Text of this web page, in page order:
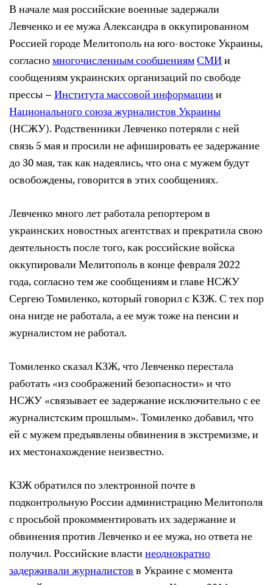
В начале мая российские военные задержали
Левченко и ее мужа Александра в оккупированном
Россией городе Мелитополь на юго-востоке Украины,
согласномногочисленнымсообщениямСМИи
сообщениям украинских организаций по свободе
прессы –Института массовой информациии
Национального союза журналистов Украины
(НСЖУ). Родственники Левченко потеряли с ней
связь 5 мая и просили не афишировать ее задержание
до 30 мая, так как надеялись, что она с мужем будут
освобождены, говорится в этих сообщениях.
Левченко много лет работала репортером в
украинских новостных агентствах и прекратила свою
деятельность после того, как российские войска
оккупировали Мелитополь в конце февраля 2022
года, согласно тем же сообщениям и главе НСЖУ
Сергею Томиленко, который говорил с КЗЖ. С тех пор
она нигде не работала, а ее муж тоже на пенсии и
журналистом не работал.
Томиленко сказал КЗЖ, что Левченко перестала
работать «из соображений безопасности» и что
НСЖУ «связывает ее задержание исключительно с ее
журналистским прошлым». Томиленко добавил, что
ей с мужем предъявлены обвинения в экстремизме, и
их местонахождение неизвестно.
КЗЖ обратился по электронной почте в
подконтрольную России администрацию Мелитополя
с просьбой прокомментировать их задержание и
обвинения против Левченко и ее мужа, но ответа не
получил. Российские властинеоднократно
задерживали журналистовв Украине с момента